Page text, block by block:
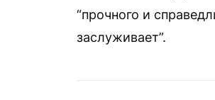
“прочного и
заслуживает”.